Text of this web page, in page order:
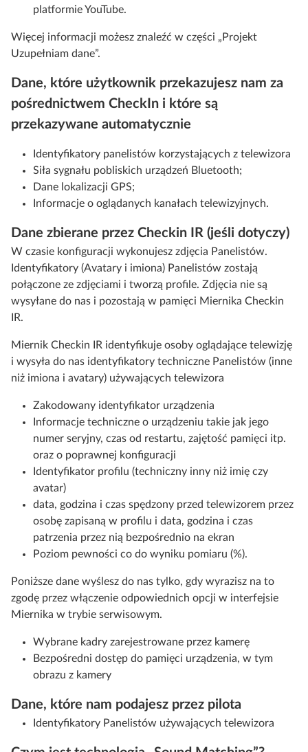
platformie YouTube.
Więcej informacji możesz znaleźć w części „Projekt
Uzupełniam dane”.
Dane, które użytkownik przekazujesz nam za
pośrednictwem CheckIn i które są
przekazywane automatycznie
Identyfikatory panelistów korzystających z telewizora
Siła sygnału pobliskich urządzeń Bluetooth;
Dane lokalizacji GPS;
Informacje o oglądanych kanałach telewizyjnych.
Dane zbierane przez Checkin IR (jeśli dotyczy)
W czasie konfiguracji wykonujesz zdjęcia Panelistów.
Identyfikatory (Avatary i imiona) Panelistów zostają
połączone ze zdjęciami i tworzą profile. Zdjęcia nie są
wysyłane do nas i pozostają w pamięci Miernika Checkin
IR.
Miernik Checkin IR identyfikuje osoby oglądające telewizję
i wysyła do nas identyfikatory techniczne Panelistów (inne
niż imiona i avatary) używających telewizora
Zakodowany identyfikator urządzenia
Informacje techniczne o urządzeniu takie jak jego
numer seryjny, czas od restartu, zajętość pamięci itp.
oraz o poprawnej konfiguracji
Identyfikator profilu (techniczny inny niż imię czy
avatar)
data, godzina i czas spędzony przed telewizorem przez
osobę zapisaną w profilu i data, godzina i czas
patrzenia przez nią bezpośrednio na ekran
Poziom pewności co do wyniku pomiaru (%).
Poniższe dane wyślesz do nas tylko, gdy wyrazisz na to
zgodę przez włączenie odpowiednich opcji w interfejsie
Miernika w trybie serwisowym.
Wybrane kadry zarejestrowane przez kamerę
Bezpośredni dostęp do pamięci urządzenia, w tym
obrazu z kamery
Dane, które nam podajesz przez pilota
Identyfikatory Panelistów używających telewizora